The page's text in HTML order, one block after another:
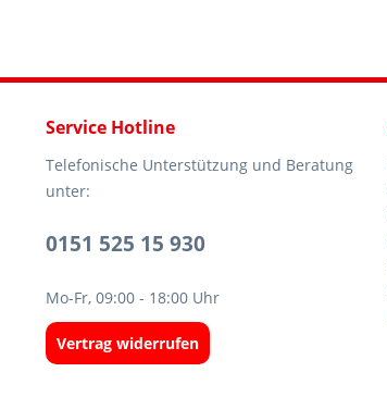
Service Hotline
Telefonische Unterstützung und Beratung
unter:
0151 525 15 930
Mo-Fr, 09:00 - 18:00 Uhr
Vertrag widerrufen